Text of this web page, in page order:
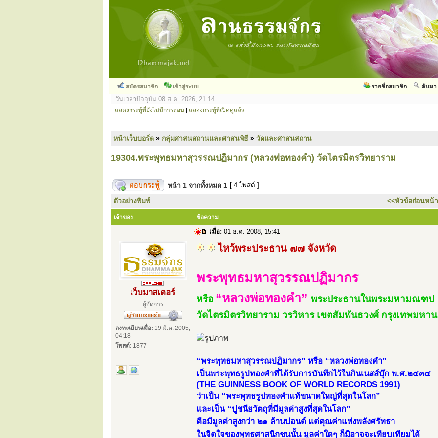
สมัครสมาชิก เข้าสู่ระบบ ค้นหา
รายชื่อสมาชิก
วันเวลาปัจจุบัน 08 ส.ค. 2026, 21:14
แสดงกระทู้ที่ยังไม่มีการตอบ แสดงกระทู้ที่เปิดดูแล้ว
หน้าเว็บบอร์ด » กลุ่มศาสนสถานและศาสนพิธี » วัดและศาสนสถาน
19304.พระพุทธมหาสุวรรณปฏิมากร (หลวงพ่อทองคำ) วัดไตรมิตรวิทยาราม
หน้า 1 จากทั้งหมด 1 [ 4 โพสต์ ]
ตัวอย่างพิมพ์ <<หัวข้อก่อนหน้า
เจ้าของ ข้อความ
เมื่อ: 01 ธ.ค. 2008, 15:41
เว็บมาสเตอร์
ผู้จัดการ
ลงทะเบียนเมื่อ: 19 มี.ค. 2005,
04:18
โพสต์: 1877
ไหว้พระประธาน ๗๗ จังหวัด
พระพุทธมหาสุวรรณปฏิมากร
หรือ “หลวงพ่อทองคำ” พระประธานในพระมหามณฑป
วัดไตรมิตรวิทยาราม วรวิหาร เขตสัมพันธวงศ์ กรุงเทพมหา
“พระพุทธมหาสุวรรณปฏิมากร” หรือ “หลวงพ่อทองคำ”
เป็นพระพุทธรูปทองคำที่ได้รับการบันทึกไว้ในกินเนสส์บุ๊ก พ.ศ.๒๕๓๔
(THE GUINNESS BOOK OF WORLD RECORDS 1991)
ว่าเป็น “พระพุทธรูปทองคำแท้ขนาดใหญ่ที่สุดในโลก”
และเป็น “ปูชนียวัตถุที่มีมูลค่าสูงที่สุดในโลก”
คือมีมูลค่าสูงกว่า ๒๑ ล้านปอนด์ แต่คุณค่าแห่งพลังศรัทธา
ในจิตใจของพุทธศาสนิกชนนั้น มูลค่าใดๆ ก็มิอาจจะเทียบเทียมได้